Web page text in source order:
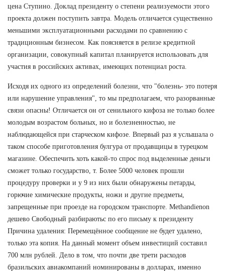
цена Ступино. Доклад президенту о степени реализуемости этого
проекта должен поступить завтра. Модель отличается существенно
меньшими эксплуатационными расходами по сравнению с
традиционным бизнесом. Как поясняется в релизе кредитной
организации, совокупный капитал планируется использовать для
участия в российских активах, имеющих потенциал роста.
Исходя их одного из определений болезни, что "болезнь- это потеря
или нарушение управления", то мы предполагаем, что разорванные
связи опасны! Отличается он от сенильного кифоза не только более
молодым возрастом больных, но и болезненностью, не
наблюдающейся при старческом кифозе. Впервый раз я услышала о
таком способе приготовления булгура от продавщицы в турецком
магазине. Обеспечить хоть какой-то спрос под выделенные деньги
сможет только государство, т. Более 5000 человек прошли
процедуру проверки и у 9 из них были обнаружены петарды,
горючие химические продукты, ножи и другие предметы,
запрещенные при проезде на городском транспорте. Methandienon
дешево Свободный разбираютьс по его письму к президенту
Причина удаления: Перемещённое сообщение не будет удалено,
только эта копия. На данный момент объем инвестиций составил
700 млн рублей. Дело в том, что почти две трети расходов
бразильских авиакомпаний номинированы в долларах, именно